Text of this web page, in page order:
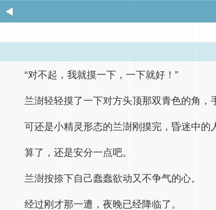
“对不起，我就摸一下，一下就好！”
兰澍轻轻摸了一下对方头顶那双青色的角，
可还是小精灵形态的兰澍刚摸完，昏迷中的
算了，还是安分一点吧。
兰澍按捺下自己蠢蠢欲动又不争气的心。
经过刚才那一遭，夜晚已经降临了。